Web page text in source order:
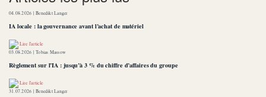
04.08.2026 |Benedikt Langer
IA locale : la gouvernance avant l’achat de matériel
Lire l'article
03.08.2026 |Tobias Massow
Règlement sur l’IA : jusqu’à 3 % du chiffre d’affaires du groupe
Lire l'article
31.07.2026 |Benedikt Langer